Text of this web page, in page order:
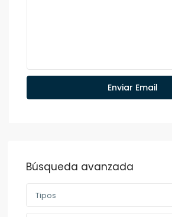
Búsqueda avanzada
Tipos